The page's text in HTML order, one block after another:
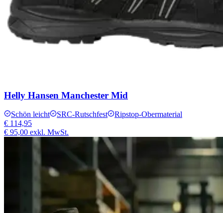
Helly Hansen Manchester Mid
Schön leicht SRC-Rutschfest
Ripstop-Obermaterial
€ 114,95
€ 95,00 exkl. MwSt.